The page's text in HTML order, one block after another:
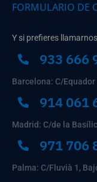
FORMULARIO DE
Y si prefieres
933 666
Barcelona: C/
914 061
Madrid: C/de la
971 706
Palma: C/Fluvià 1,